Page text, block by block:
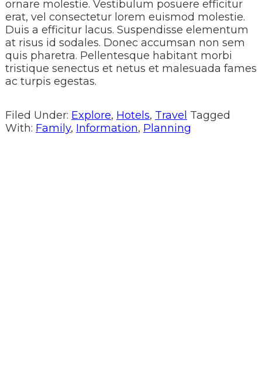
ornare molestie. Vestibulum posuere efficitur
erat, vel consectetur lorem euismod molestie.
Duis a efficitur lacus. Suspendisse elementum
at risus id sodales. Donec accumsan non sem
quis pharetra. Pellentesque habitant morbi
tristique senectus et netus et malesuada fames
ac turpis egestas.
Filed Under: Explore, Hotels, Travel Tagged
With: Family, Information, Planning